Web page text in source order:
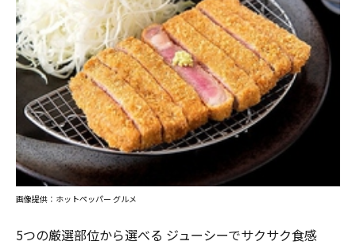
5つの厳選部位から選べる ジューシーでサクサク食感
画像提供：ホットペッパー グルメ